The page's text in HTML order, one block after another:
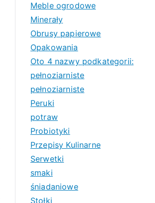
Meble ogrodowe
Minerały
Obrusy papierowe
Opakowania
Oto 4 nazwy podkategorii:
pełnoziarniste
pełnoziarniste
Peruki
potraw
Probiotyki
Przepisy Kulinarne
Serwetki
smaki
śniadaniowe
Stołki